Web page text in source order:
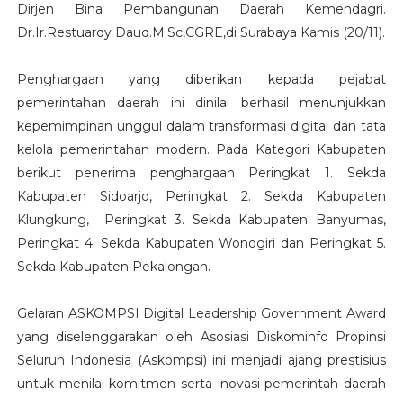
Dirjen Bina Pembangunan Daerah Kemendagri.
Dr.Ir.Restuardy Daud.M.Sc,CGRE,di Surabaya Kamis (20/11).
Penghargaan yang diberikan kepada pejabat
pemerintahan daerah ini dinilai berhasil menunjukkan
kepemimpinan unggul dalam transformasi digital dan tata
kelola pemerintahan modern. Pada Kategori Kabupaten
berikut penerima penghargaan Peringkat 1. Sekda
Kabupaten Sidoarjo, Peringkat 2. Sekda Kabupaten
Klungkung, Peringkat 3. Sekda Kabupaten Banyumas,
Peringkat 4. Sekda Kabupaten Wonogiri dan Peringkat 5.
Sekda Kabupaten Pekalongan.
Gelaran ASKOMPSI Digital Leadership Government Award
yang diselenggarakan oleh Asosiasi Diskominfo Propinsi
Seluruh Indonesia (Askompsi) ini menjadi ajang prestisius
untuk menilai komitmen serta inovasi pemerintah daerah